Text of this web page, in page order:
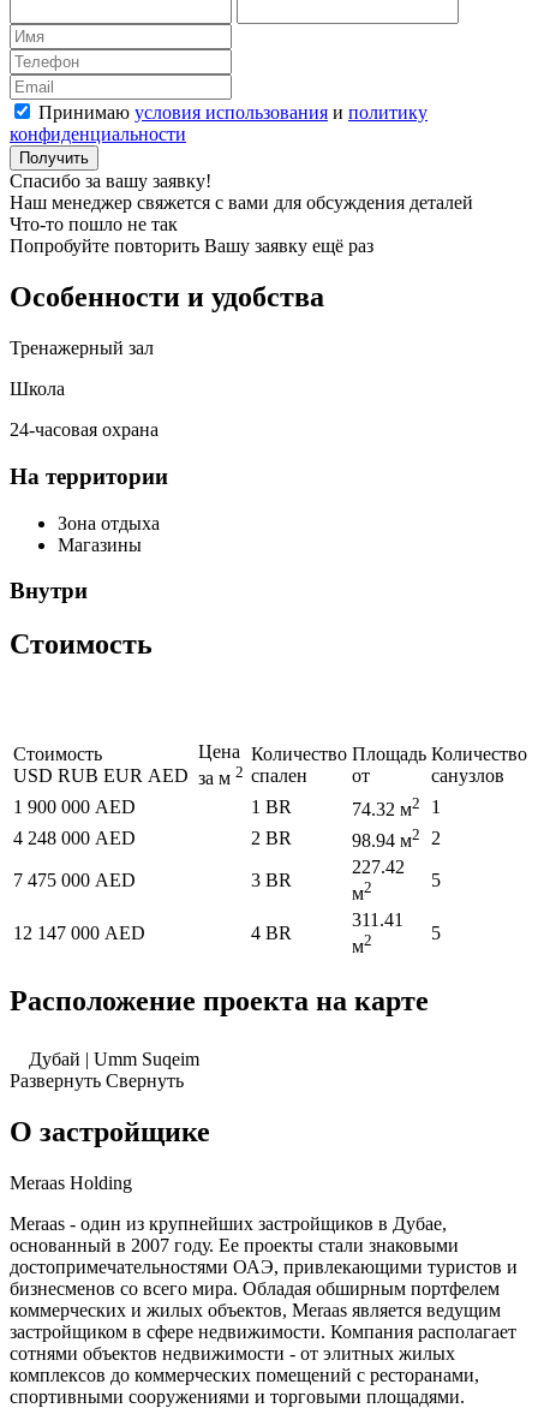
Принимаю условия использования и политику
конфиденциальности
Получить
Спасибо за вашу заявку!
Наш менеджер свяжется с вами для обсуждения деталей
Что-то пошло не так
Попробуйте повторить Вашу заявку ещё раз
Особенности и удобства
Тренажерный зал
Школа
24-часовая охрана
На территории
Зона отдыха
Магазины
Внутри
Стоимость
Стоимость
USD RUB EUR AED
Цена
за м 2
Количество
спален
Площадь
от
Количество
санузлов
1 900 000 AED
1 BR 74.32 м2
1
4 248 000 AED
2 BR 98.94 м2 2
7 475 000 AED 3 BR
227.42
м2 5
12 147 000 AED 4 BR
311.41
м2 5
Расположение проекта на карте
Дубай | Umm Suqeim
Развернуть Свернуть
О застройщике
Meraas Holding
Meraas - один из крупнейших застройщиков в Дубае,
основанный в 2007 году. Ее проекты стали знаковыми
достопримечательностями ОАЭ, привлекающими туристов и
бизнесменов со всего мира. Обладая обширным портфелем
коммерческих и жилых объектов, Meraas является ведущим
застройщиком в сфере недвижимости. Компания располагает
сотнями объектов недвижимости - от элитных жилых
комплексов до коммерческих помещений с ресторанами,
спортивными сооружениями и торговыми площадями.